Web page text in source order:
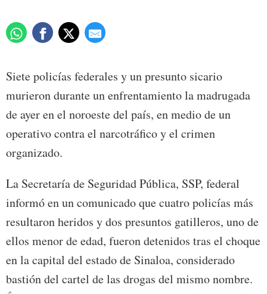
Siete policías federales y un presunto sicario
murieron durante un enfrentamiento la madrugada
de ayer en el noroeste del país, en medio de un
operativo contra el narcotráfico y el crimen
organizado.
La Secretaría de Seguridad Pública, SSP, federal
informó en un comunicado que cuatro policías más
resultaron heridos y dos presuntos gatilleros, uno de
ellos menor de edad, fueron detenidos tras el choque
en la capital del estado de Sinaloa, considerado
bastión del cartel de las drogas del mismo nombre.